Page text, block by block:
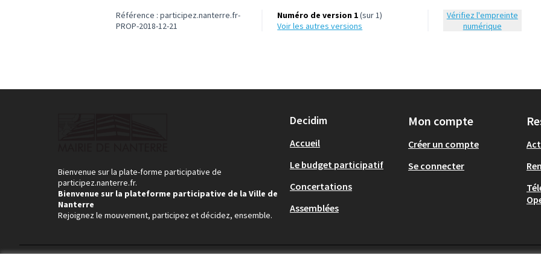
Référence : participez.nanterre.fr-
PROP-2018-12-21
Numéro de version 1(sur 1)
voir les autres versions
Vérifiez l'empreinte
numérique
Bienvenue sur la plate-forme participative de
participez.nanterre.fr.
Bienvenue sur la plateforme participative de la Ville de
Nanterre
Rejoignez le mouvement, participez et décidez, ensemble.
Decidim
Accueil
Le budget participatif
Concertations
Assemblées
Mon compte
Créer un compte
Se connecter